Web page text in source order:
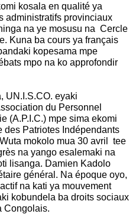
kosala en qualité ya
administratifs provinciaux
na ye mosusu na Cercle
Kuna ba cours ya français
kopesama mpe
mpo na ko approfondir
UN.I.S.CO. eyaki
du Personnel
(A.P.I.C.) mpe sima ekomi
des Patriotes Indépendants
mokolo mua 30 avril tee
na yango esalemaki na
lisanga. Damien Kadolo
général. Na époque oyo,
na kati ya mouvement
kobundela ba droits sociaux
Congolais.